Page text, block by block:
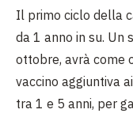
Il primo ciclo della
da 1 anno in su. Un
ottobre, avrà come
vaccino aggiuntiva ai
tra 1 e 5 anni, per